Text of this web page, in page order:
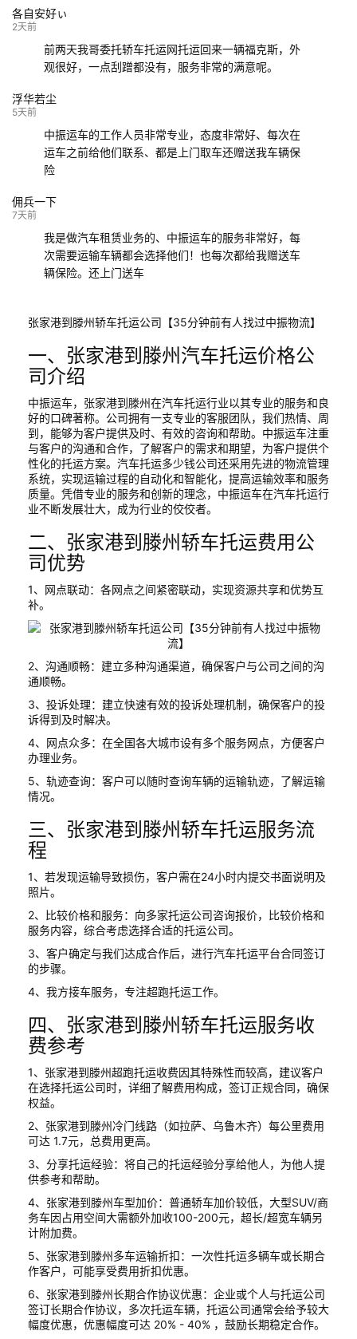
各自安好ぃ
2天前
前两天我哥委托轿车托运网托运回来一辆福克斯，外
观很好，一点刮蹭都没有，服务非常的满意呢。
浮华若尘
5天前
中振运车的工作人员非常专业，态度非常好、每次在
运车之前给他们联系、都是上门取车还赠送我车辆保
险
佣兵一下
7天前
我是做汽车租赁业务的、中振运车的服务非常好，每
次需要运输车辆都会选择他们！也每次都给我赠送车
辆保险。还上门送车
张家港到滕州轿车托运公司【35分钟前有人找过中振物流】
一、张家港到滕州汽车托运价格公
司介绍
中振运车，张家港到滕州在汽车托运行业以其专业的服务和良
好的口碑著称。公司拥有一支专业的客服团队，我们热情、周
到，能够为客户提供及时、有效的咨询和帮助。中振运车注重
与客户的沟通和合作，了解客户的需求和期望，为客户提供个
性化的托运方案。汽车托运多少钱公司还采用先进的物流管理
系统，实现运输过程的自动化和智能化，提高运输效率和服务
质量。凭借专业的服务和创新的理念，中振运车在汽车托运行
业不断发展壮大，成为行业的佼佼者。
二、张家港到滕州轿车托运费用公
司优势
1、网点联动：各网点之间紧密联动，实现资源共享和优势互
补。
2、沟通顺畅：建立多种沟通渠道，确保客户与公司之间的沟
通顺畅。
3、投诉处理：建立快速有效的投诉处理机制，确保客户的投
诉得到及时解决。
4、网点众多：在全国各大城市设有多个服务网点，方便客户
办理业务。
5、轨迹查询：客户可以随时查询车辆的运输轨迹，了解运输
情况。
三、张家港到滕州轿车托运服务流
程
1、若发现运输导致损伤，客户需在24小时内提交书面说明及
照片。
2、比较价格和服务：向多家托运公司咨询报价，比较价格和
服务内容，综合考虑选择合适的托运公司。
3、客户确定与我们达成合作后，进行汽车托运平台合同签订
的步骤。
4、我方接车服务，专注超跑托运工作。
四、张家港到滕州轿车托运服务收
费参考
1、张家港到滕州超跑托运收费因其特殊性而较高，建议客户
在选择托运公司时，详细了解费用构成，签订正规合同，确保
权益。
2、张家港到滕州冷门线路（如拉萨、乌鲁木齐）每公里费用
可达 1.7元，总费用更高。
3、分享托运经验：将自己的托运经验分享给他人，为他人提
供参考和帮助。
4、张家港到滕州车型加价：普通轿车加价较低，大型SUV/商
务车因占用空间大需额外加收100-200元，超长/超宽车辆另
计附加费。
5、张家港到滕州多车运输折扣：一次性托运多辆车或长期合
作客户，可能享受费用折扣优惠。
6、张家港到滕州长期合作协议优惠：企业或个人与托运公司
签订长期合作协议，多次托运车辆，托运公司通常会给予较大
幅度优惠，优惠幅度可达 20% - 40% ，鼓励长期稳定合作。